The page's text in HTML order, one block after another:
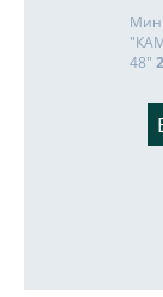
48" 2